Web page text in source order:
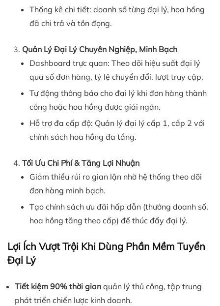
Thống kê chi tiết: doanh số từng đại lý, hoa hồng
đã chi trả và tồn đọng.
Quản Lý Đại Lý Chuyên Nghiệp, Minh Bạch
Dashboard trực quan: Theo dõi hiệu suất đại lý
qua số đơn hàng, tỷ lệ chuyển đổi, lượt truy cập.
Tự động thông báo cho đại lý khi đơn hàng thành
công hoặc hoa hồng được giải ngân.
Hỗ trợ đa cấp độ: Quản lý đại lý cấp 1, cấp 2 với
chính sách hoa hồng đa tầng.
Tối Ưu Chi Phí & Tăng Lợi Nhuận
Giảm thiểu rủi ro gian lận nhờ hệ thống theo dõi
đơn hàng minh bạch.
Tạo chính sách ưu đãi hấp dẫn (thưởng doanh số,
hoa hồng tăng theo cấp) để thúc đẩy đại lý.
Lợi Ích Vượt Trội Khi Dùng Phần Mềm Tuyển
Đại Lý
Tiết kiệm 90% thời gian quản lý thủ công, tập trung
phát triển chiến lược kinh doanh.